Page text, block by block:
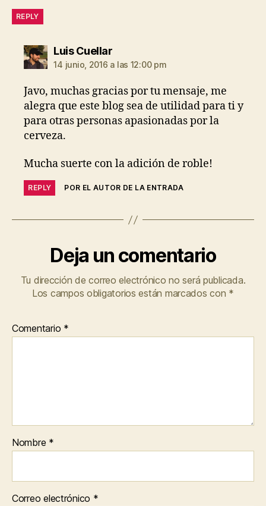
REPLY
Luis Cuellardice:
14 junio, 2016 a las 12:00 pm
Javo, muchas gracias por tu mensaje, me
alegra que este blog sea de utilidad para ti y
para otras personas apasionadas por la
cerveza.
Mucha suerte con la adición de roble!
REPLY POR EL AUTOR DE LA ENTRADA
Deja un comentario
Tu dirección de correo electrónico no será publicada.
Los campos obligatorios están marcados con *
Comentario *
Nombre *
Correo electrónico *